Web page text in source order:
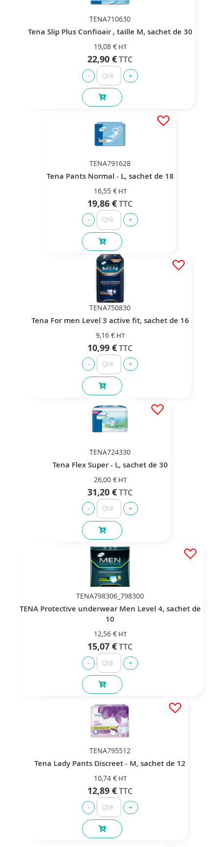
TENA710630
Tena Slip Plus Confioair , taille M, sachet de 30
19,08 €
22,90 €
TENA791628
Tena Pants Normal - L, sachet de 18
16,55 €
19,86 €
TENA750830
Tena For men Level 3 active fit, sachet de 16
9,16 €
10,99 €
TENA724330
Tena Flex Super - L, sachet de 30
26,00 €
31,20 €
TENA798306_798300
TENA Protective underwear Men Level 4, sachet de
10
12,56 €
15,07 €
TENA795512
Tena Lady Pants Discreet - M, sachet de 12
10,74 €
12,89 €